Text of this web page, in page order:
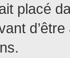
placé